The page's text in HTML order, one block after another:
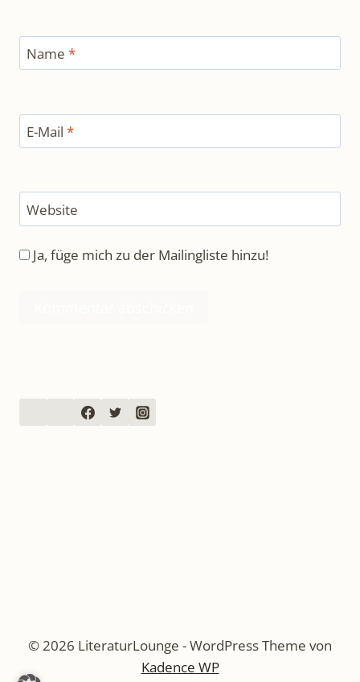
Name *
E-Mail *
Website
Ja, füge mich zu der Mailingliste hinzu!
© 2026 LiteraturLounge - WordPress Theme von
Kadence WP